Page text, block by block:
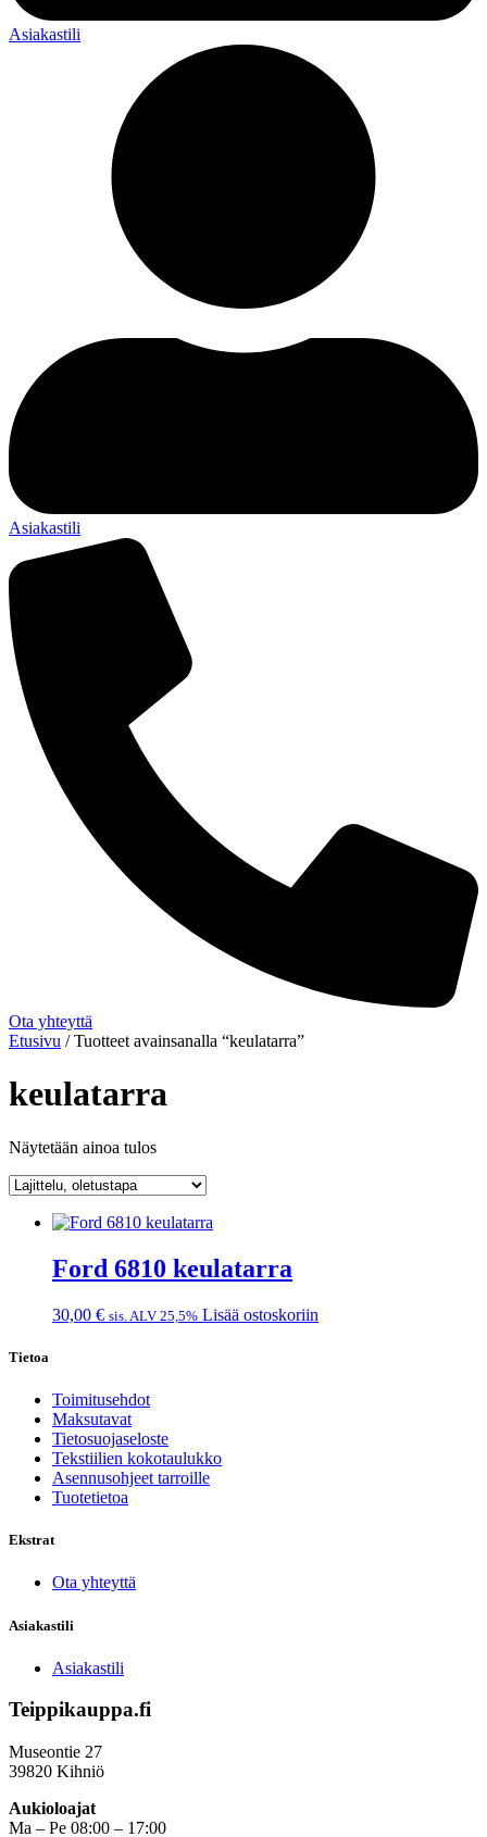
Asiakastili
Asiakastili
Ota yhteyttä
Etusivu / Tuotteet avainsanalla “keulatarra”
keulatarra
Näytetään ainoa tulos
Ford 6810 keulatarra
30,00 € sis. ALV 25,5% Lisää ostoskoriin
Tietoa
Toimitusehdot
Maksutavat
Tietosuojaseloste
Tekstiilien kokotaulukko
Asennusohjeet tarroille
Tuotetietoa
Ekstrat
Ota yhteyttä
Asiakastili
Asiakastili
Teippikauppa.fi
Museontie 27
39820 Kihniö
Aukioloajat
Ma – Pe 08:00 – 17:00